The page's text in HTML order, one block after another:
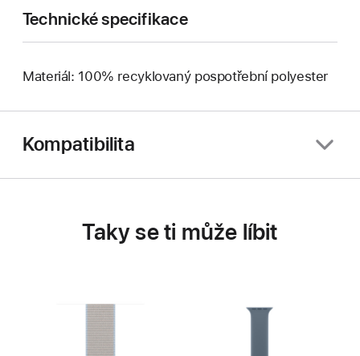
Technické specifikace
Materiál: 100% recyklovaný pospotřební polyester
Kompatibilita
Taky se ti může líbit